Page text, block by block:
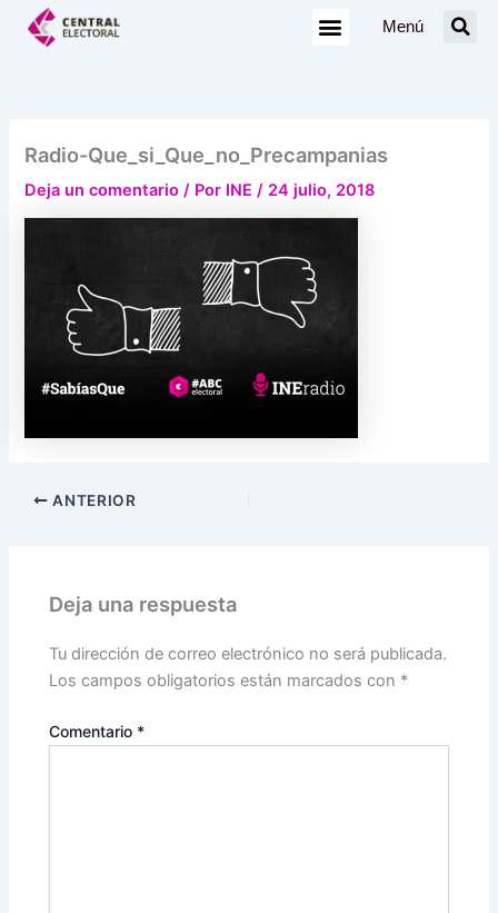
Menú
Radio-Que_si_Que_no_Precampanias
Deja un comentario / Por INE/ 24 julio, 2018
ANTERIOR
Deja una respuesta
Tu dirección de correo electrónico no será publicada.
Los campos obligatorios están marcados con *
Comentario *